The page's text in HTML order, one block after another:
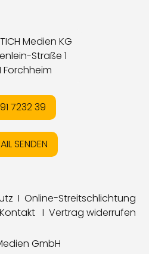
Medien KG
Straße 1
Forchheim
7232 39
SENDEN
I Online-Streitschlichtung
Kontakt I Vertrag widerrufen
GmbH